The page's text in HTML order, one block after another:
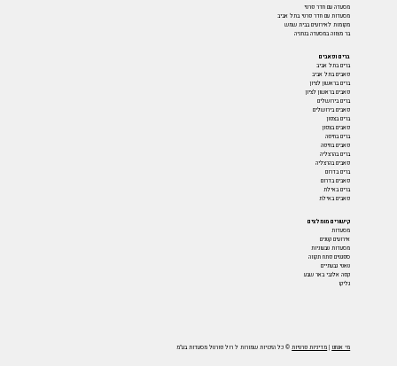
מסעדה עם חדר פרטי
מסעדות עם חדר פרטי בתל אביב
מקומות לאירועים בבית שמש
בר מצווה במסעדה בנתניה
ברים ופאבים
ברים בתל אביב
פאבים בתל אביב
ברים בראשון לציון
פאבים בראשון לציון
ברים בירושלים
פאבים בירושלים
ברים בצפון
פאבים בצפון
ברים בחיפה
פאבים בחיפה
ברים בהרצליה
פאבים בהרצליה
ברים בדרום
פאבים בדרום
ברים באילת
פאבים באילת
קישורים מומלצים
מסעדות
אירועים קטנים
מסעדות טבעוניות
ספגטים פתח תקווה
טאטי גבעתיים
קפה אלנבי באר שבע
גליקו
מי אנחנו | מדיניות פרטיות© כל הזכויות שמורות ל רול פורטל מסעדות בע"מ